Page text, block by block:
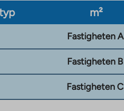
m²
Fastigheten A
Fastigheten B
Fastigheten C